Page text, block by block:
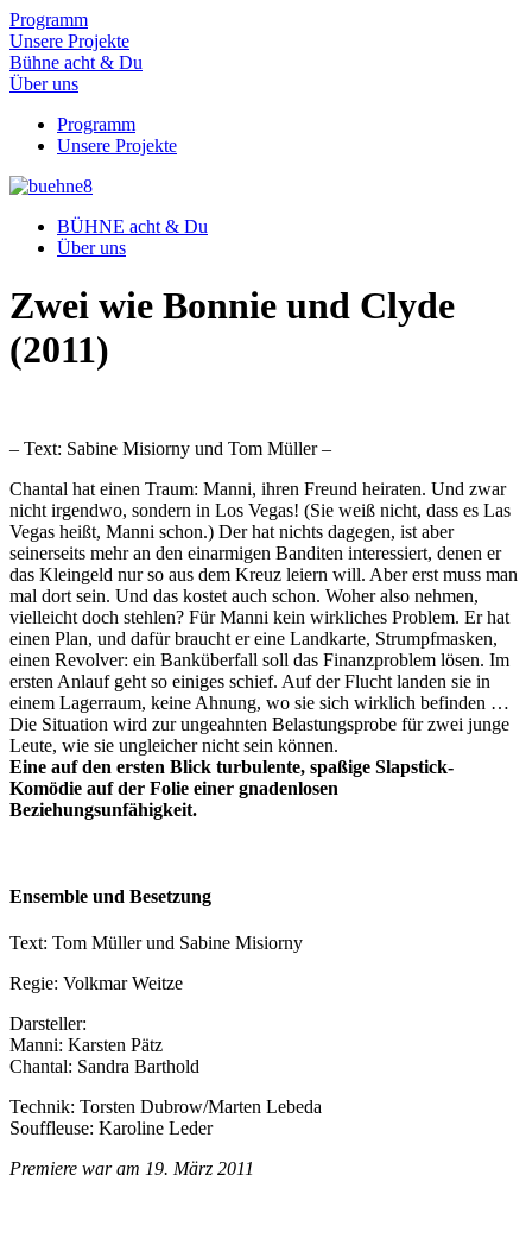
Programm
Unsere Projekte
Bühne acht & Du
Über uns
Programm
Unsere Projekte
BÜHNE acht & Du
Über uns
Zwei wie Bonnie und Clyde
(2011)
– Text: Sabine Misiorny und Tom Müller –
Chantal hat einen Traum: Manni, ihren Freund heiraten. Und zwar
nicht irgendwo, sondern in Los Vegas! (Sie weiß nicht, dass es Las
Vegas heißt, Manni schon.) Der hat nichts dagegen, ist aber
seinerseits mehr an den einarmigen Banditen interessiert, denen er
das Kleingeld nur so aus dem Kreuz leiern will. Aber erst muss man
mal dort sein. Und das kostet auch schon. Woher also nehmen,
vielleicht doch stehlen? Für Manni kein wirkliches Problem. Er hat
einen Plan, und dafür braucht er eine Landkarte, Strumpfmasken,
einen Revolver: ein Banküberfall soll das Finanzproblem lösen. Im
ersten Anlauf geht so einiges schief. Auf der Flucht landen sie in
einem Lagerraum, keine Ahnung, wo sie sich wirklich befinden …
Die Situation wird zur ungeahnten Belastungsprobe für zwei junge
Leute, wie sie ungleicher nicht sein können.
Eine auf den ersten Blick turbulente, spaßige Slapstick-
Komödie auf der Folie einer gnadenlosen
Beziehungsunfähigkeit.
Ensemble und Besetzung
Text: Tom Müller und Sabine Misiorny
Regie: Volkmar Weitze
Darsteller:
Manni: Karsten Pätz
Chantal: Sandra Barthold
Technik: Torsten Dubrow/Marten Lebeda
Souffleuse: Karoline Leder
Premiere war am 19. März 2011